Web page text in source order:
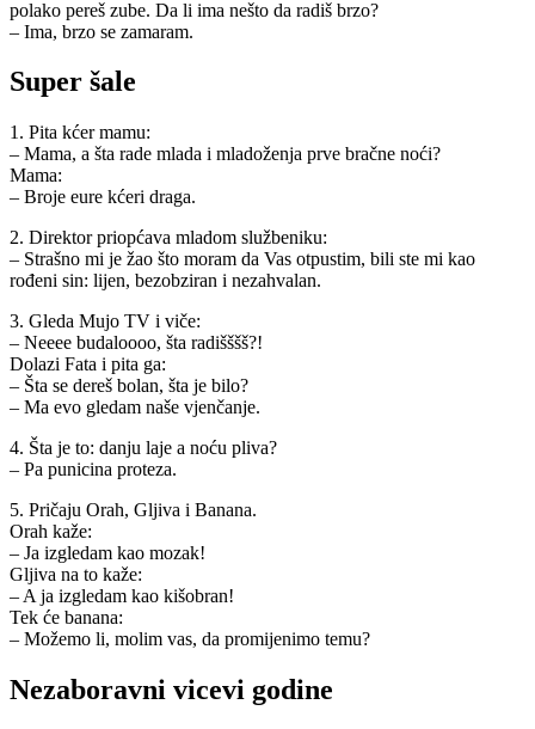
polako pereš zube. Da li ima nešto da radiš brzo?
– Ima, brzo se zamaram.
Super šale
1. Pita kćer mamu:
– Mama, a šta rade mlada i mladoženja prve bračne noći?
Mama:
– Broje eure kćeri draga.
2. Direktor priopćava mladom službeniku:
– Strašno mi je žao što moram da Vas otpustim, bili ste mi kao
rođeni sin: lijen, bezobziran i nezahvalan.
3. Gleda Mujo TV i viče:
– Neeee budaloooo, šta radišššš?!
Dolazi Fata i pita ga:
– Šta se dereš bolan, šta je bilo?
– Ma evo gledam naše vjenčanje.
4. Šta je to: danju laje a noću pliva?
– Pa punicina proteza.
5. Pričaju Orah, Gljiva i Banana.
Orah kaže:
– Ja izgledam kao mozak!
Gljiva na to kaže:
– A ja izgledam kao kišobran!
Tek će banana:
– Možemo li, molim vas, da promijenimo temu?
Nezaboravni vicevi godine